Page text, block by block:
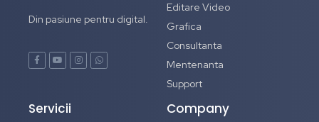
Din pasiune pentru digital.
Editare Video
Grafica
Consultanta
Mentenanta
Support
Servicii Company